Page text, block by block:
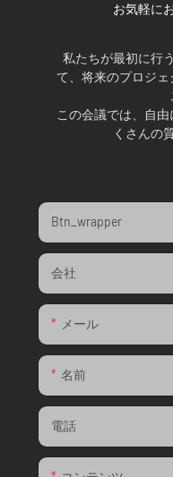
お気軽に
私たちが最初に行
て、将来のプロジ
この会議では、自
くさんの
Btn_wrapper
会社
メール
名前
電話